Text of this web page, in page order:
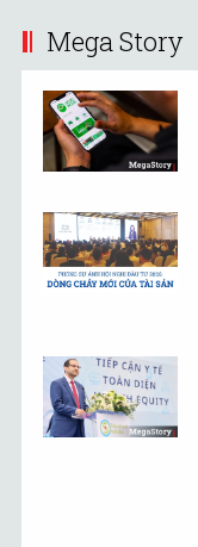
Mega Story